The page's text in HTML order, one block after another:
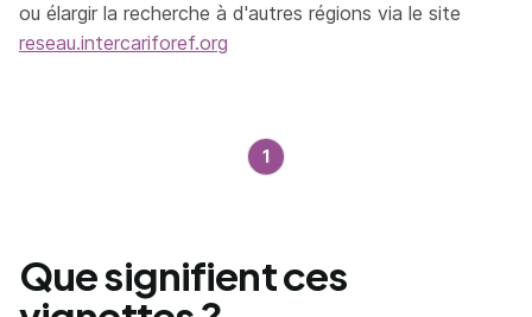
ou élargir la recherche à d'autres régions via le site
reseau.intercariforef.org
1
Que signifient ces